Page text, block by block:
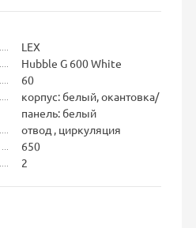
LEX
Hubble G 600 White
60
корпус: белый, окантовка/
панель: белый
отвод , циркуляция
650
2